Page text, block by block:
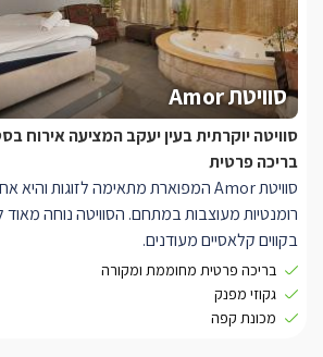
איננה מחוברת לחדר.הבריכה מחוממת ומקורה
סוויטת Amor
סוויטה יוקרתית בעין יעקב המציעה אירוח
בריכה פרטית
רומנטיות מעוצבות במתחם. הסוויטה נוחה מאוד
בקווים קלאסיים מעודנים.
פריטי דקורציה רבים וגופי תאורה יוקרתיים
להשלמת המראה. קיר א-סימטרי מפריד בין
ולצידו פינת אוכל מלכותית עם כסאות מעור.
בריכה פרטית מחוממת ומקורה
גקוזי מפנק
מכונת קפה